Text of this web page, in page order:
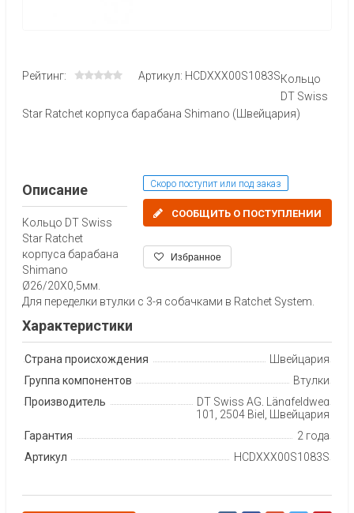
Рейтинг: Артикул: HCDXXX00S1083SКольцо
DT Swiss
Star Ratchet корпуса барабана Shimano (Швейцария)
Скоро поступит или под заказ
СООБЩИТЬ О ПОСТУПЛЕНИИ
Избранное
Описание
Кольцо DT Swiss
Star Ratchet
корпуса барабана
Shimano
Ø26/20X0,5мм.
Для переделки втулки с 3-я собачками в Ratchet System.
Характеристики
Страна происхождения
Швейцария
Группа компонентов
Втулки
Производитель
DT Swiss AG, Längfeldweg
101, 2504 Biel, Швейцария
Гарантия
2 года
Артикул
HCDXXX00S1083S